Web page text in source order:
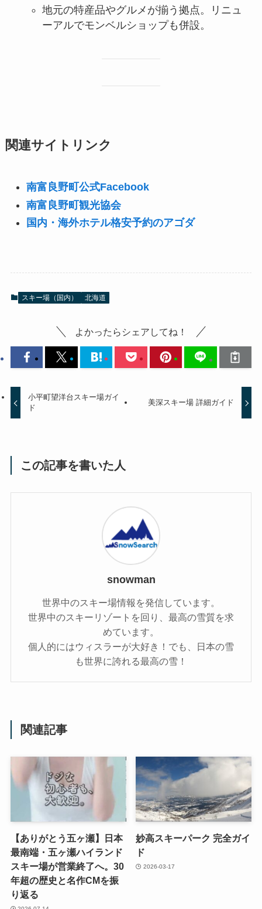
地元の特産品やグルメが揃う拠点。リニュ
ーアルでモンベルショップも併設。
関連サイトリンク
南富良野町公式Facebook
南富良野町観光協会
国内・海外ホテル格安予約のアゴダ
スキー場（国内） 北海道
よかったらシェアしてね！
小平町望洋台スキー場ガイ
ド
美深スキー場 詳細ガイド
この記事を書いた人
snowman
世界中のスキー場情報を発信しています。
世界中のスキーリゾートを回り、最高の雪質を求
めています。
個人的にはウィスラーが大好き！でも、日本の雪
も世界に誇れる最高の雪！
関連記事
【ありがとう五ヶ瀬】日本
最南端・五ヶ瀬ハイランド
スキー場が営業終了へ。30
年超の歴史と名作CMを振
り返る
妙高スキーパーク 完全ガイ
ド
2026-03-17